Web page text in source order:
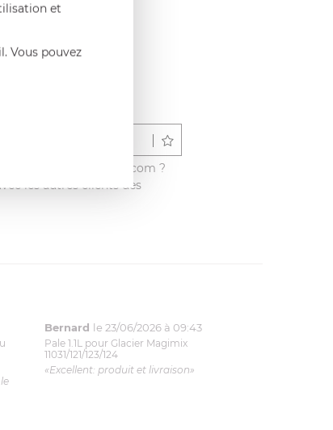
produit sur francisbatt.com ?
les autres clients dès
Bernard le 23/06/2026 à 09:43
Pale 1.1L pour Glacier Magimix
11031/121/123/124
«Excellent: produit et livraison»
et
Vous pouvez